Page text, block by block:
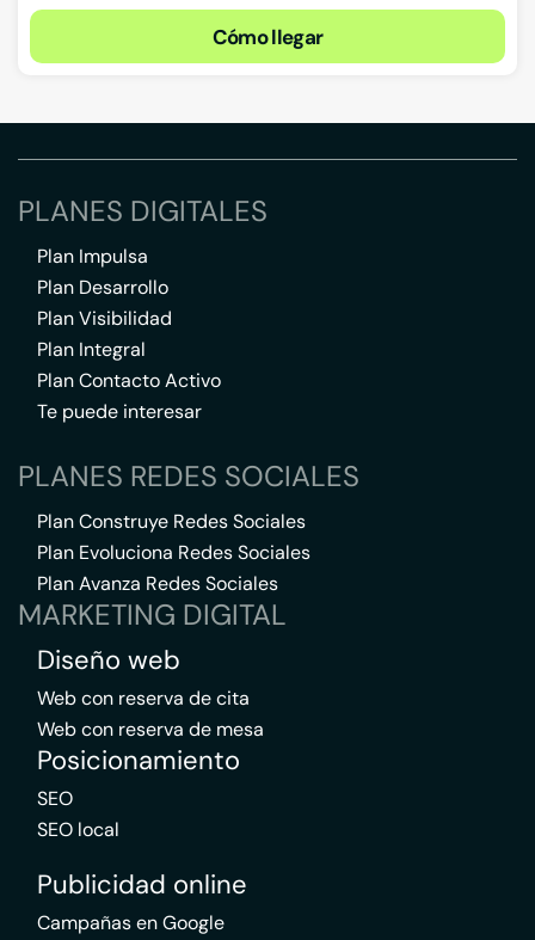
Cómo llegar
PLANES DIGITALES
Plan Impulsa
Plan Desarrollo
Plan Visibilidad
Plan Integral
Plan Contacto Activo
Te puede interesar
PLANES REDES SOCIALES
Plan Construye Redes Sociales
Plan Evoluciona Redes Sociales
Plan Avanza Redes Sociales
MARKETING DIGITAL
Diseño web
Web con reserva de cita
Web con reserva de mesa
Posicionamiento
SEO
SEO local
Publicidad online
Campañas en Google